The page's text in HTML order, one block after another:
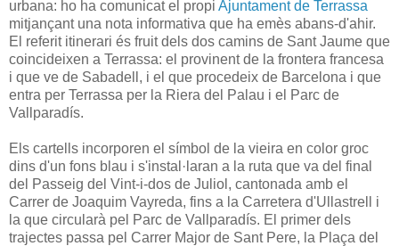
urbana: ho ha comunicat el propi Ajuntament de Terrassa
mitjançant una nota informativa que ha emès abans-d'ahir.
El referit itinerari és fruit dels dos camins de Sant Jaume que
coincideixen a Terrassa: el provinent de la frontera francesa
i que ve de Sabadell, i el que procedeix de Barcelona i que
entra per Terrassa per la Riera del Palau i el Parc de
Vallparadís.
Els cartells incorporen el símbol de la vieira en color groc
dins d'un fons blau i s'instal·laran a la ruta que va del final
del Passeig del Vint-i-dos de Juliol, cantonada amb el
Carrer de Joaquim Vayreda, fins a la Carretera d'Ullastrell i
la que circularà pel Parc de Vallparadís. El primer dels
trajectes passa pel Carrer Major de Sant Pere, la Plaça del